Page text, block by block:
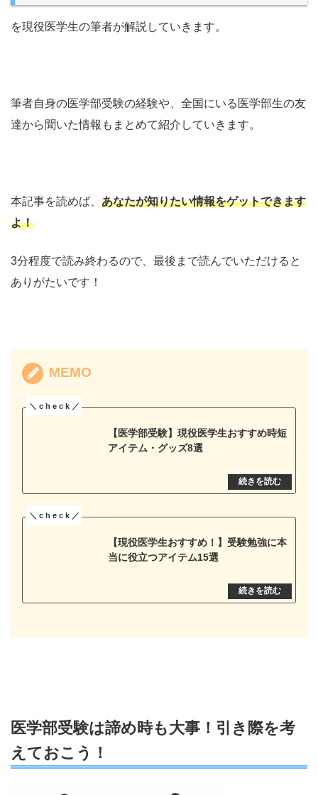
を現役医学生の筆者が解説していきます。
筆者自身の医学部受験の経験や、全国にいる医学部生の友
達から聞いた情報もまとめて紹介していきます。
本記事を読めば、 あなたが知りたい情報をゲットできます
よ！
3分程度で読み終わるので、最後まで読んでいただけると
ありがたいです！
MEMO
【医学部受験】現役医学生おすすめ時短
アイテム・グッズ8選
【現役医学生おすすめ！】受験勉強に本
当に役立つアイテム15選
医学部受験は諦め時も大事！引き際を考
えておこう！